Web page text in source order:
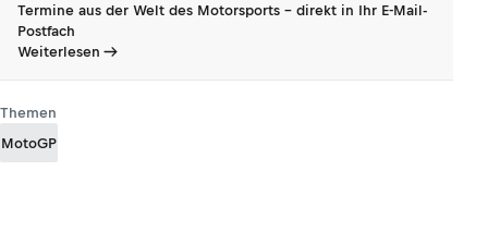
Termine aus der Welt des Motorsports - direkt in Ihr E-Mail-
Postfach
Weiterlesen
Themen
MotoGP